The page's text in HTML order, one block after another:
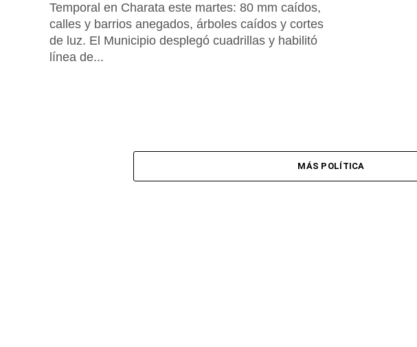
Temporal en Charata este martes: 80 mm caídos,
calles y barrios anegados, árboles caídos y cortes
de luz. El Municipio desplegó cuadrillas y habilitó
línea de...
MÁS POLÍTICA